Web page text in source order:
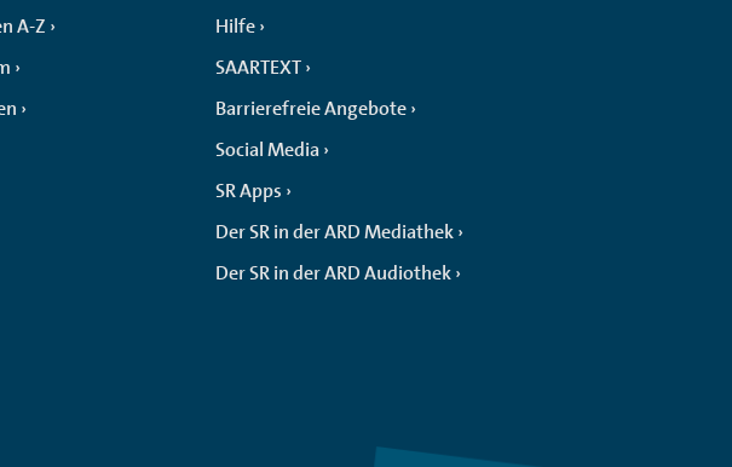
A-Z
Hilfe
SAARTEXT
Barrierefreie Angebote
Social Media
SR Apps
Der SR in der ARD Mediathek
Der SR in der ARD Audiothek